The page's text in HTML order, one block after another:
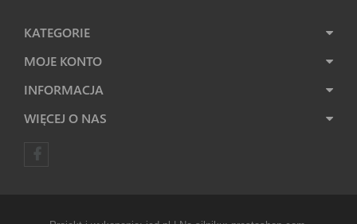
KATEGORIE
MOJE KONTO
INFORMACJA
WIĘCEJ O NAS